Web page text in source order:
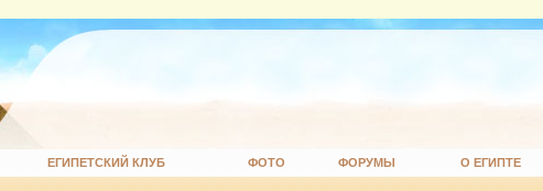
ЕГИПЕТСКИЙ КЛУБ ФОТО ФОРУМЫ О ЕГИПТЕ